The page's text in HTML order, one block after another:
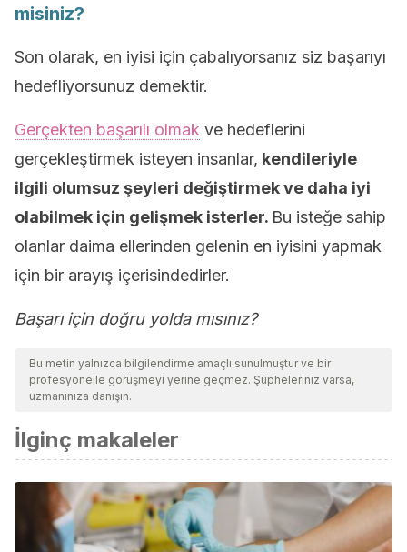
misiniz?
Son olarak, en iyisi için çabalıyorsanız siz başarıyı
hedefliyorsunuz demektir.
Gerçekten başarılı olmak ve hedeflerini
gerçekleştirmek isteyen insanlar, kendileriyle
ilgili olumsuz şeyleri değiştirmek ve daha iyi
olabilmek için gelişmek isterler. Bu isteğe sahip
olanlar daima ellerinden gelenin en iyisini yapmak
için bir arayış içerisindedirler.
Başarı için doğru yolda mısınız?
Bu metin yalnızca bilgilendirme amaçlı sunulmuştur ve bir
profesyonelle görüşmeyi yerine geçmez. Şüpheleriniz varsa,
uzmanınıza danışın.
İlginç makaleler